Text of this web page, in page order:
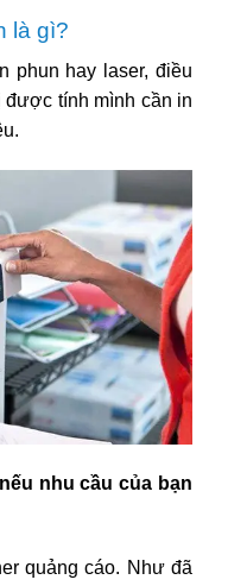
là gì?
phun hay laser, điều
tính mình cần in
nhu cầu của bạn
quảng cáo. Như đã